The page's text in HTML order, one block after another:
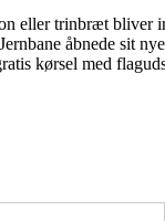
eller trinbræt bliver
åbnede sit
kørsel med